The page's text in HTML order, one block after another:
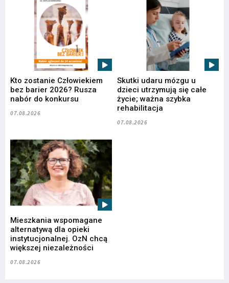
Kto zostanie Człowiekiem
bez barier 2026? Rusza
nabór do konkursu
07.08.2026
Skutki udaru mózgu u
dzieci utrzymują się całe
życie; ważna szybka
rehabilitacja
07.08.2026
Mieszkania wspomagane
alternatywą dla opieki
instytucjonalnej. OzN chcą
większej niezależności
07.08.2026